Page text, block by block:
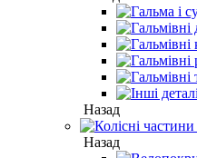
Назад
Назад